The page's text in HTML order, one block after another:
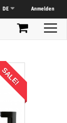
DE Anmelden
SALE!